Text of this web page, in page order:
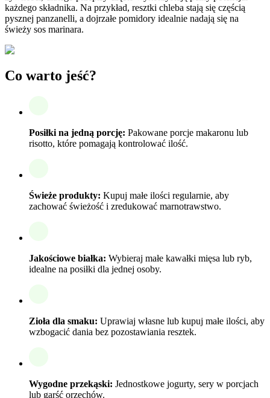
każdego składnika. Na przykład, resztki chleba stają się częścią
pysznej panzanelli, a dojrzałe pomidory idealnie nadają się na
świeży sos marinara.
Co warto jeść?
Posiłki na jedną porcję: Pakowane porcje makaronu lub
risotto, które pomagają kontrolować ilość.
Świeże produkty: Kupuj małe ilości regularnie, aby
zachować świeżość i zredukować marnotrawstwo.
Jakościowe białka: Wybieraj małe kawałki mięsa lub ryb,
idealne na posiłki dla jednej osoby.
Zioła dla smaku: Uprawiaj własne lub kupuj małe ilości, aby
wzbogacić dania bez pozostawiania resztek.
Wygodne przekąski: Jednostkowe jogurty, sery w porcjach
lub garść orzechów.